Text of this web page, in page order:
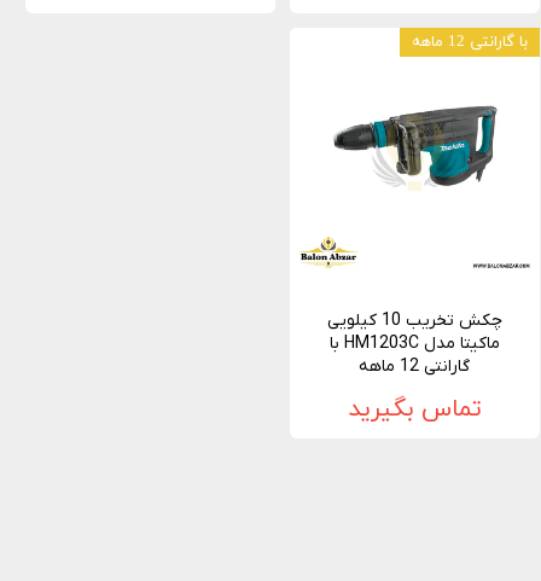
چکش تخریب 10 کیلویی
ماکیتا مدل HM1203C با
گارانتی 12 ماهه
تماس بگیرید
با گارانتی 12 ماهه